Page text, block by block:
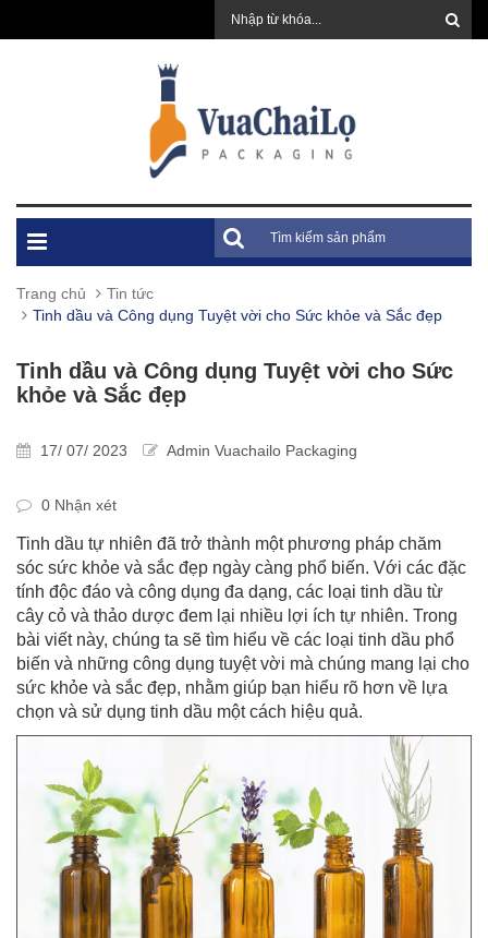
Trang chủ
Tin tức
Tinh dầu và Công dụng Tuyệt vời cho Sức khỏe và Sắc đẹp
Tinh dầu và Công dụng Tuyệt vời cho Sức
khỏe và Sắc đẹp
17/ 07/ 2023 Admin Vuachailo Packaging
0 Nhận xét
Tinh dầu tự nhiên đã trở thành một phương pháp chăm
sóc sức khỏe và sắc đẹp ngày càng phổ biến. Với các đặc
tính độc đáo và công dụng đa dạng, các loại tinh dầu từ
cây cỏ và thảo dược đem lại nhiều lợi ích tự nhiên. Trong
bài viết này, chúng ta sẽ tìm hiểu về các loại tinh dầu phổ
biến và những công dụng tuyệt vời mà chúng mang lại cho
sức khỏe và sắc đẹp, nhằm giúp bạn hiểu rõ hơn về lựa
chọn và sử dụng tinh dầu một cách hiệu quả.